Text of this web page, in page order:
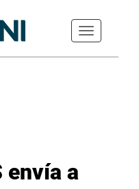
Toggle
navigation
envía a